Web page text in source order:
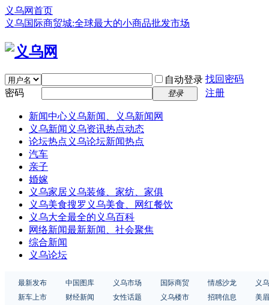
义乌网首页
义乌国际商贸城:全球最大的小商品批发市场
自动登录 找回密码
密码
登录 注册
新闻中心义乌新闻、义乌新闻网
义乌新闻 义乌资讯热点动态
论坛热点 义乌论坛新闻热点
汽车
亲子
婚嫁
义乌家居义乌装修、家纺、家俱
义乌美食搜罗义乌美食、网红餐饮
义乌大全最全的义乌百科
网络新闻最新新闻、社会聚焦
综合新闻
义乌论坛
最新发布 中国图库 义乌市场 国际商贸 情感沙龙
义
新车上市
财经新闻 女性话题 义乌楼市 招聘信息 美